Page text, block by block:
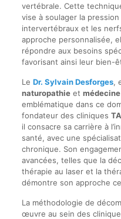
vertébrale. Cette
vise à soulager la
intervertébraux et les
approche personnalisée,
répondre aux besoins
favorisant ainsi leur bien-
Le Dr. Sylvain Desforges,
naturopathieet
emblématique dans ce
fondateur des cliniques
il consacre sa carrière à
santé, avec une
chronique. Son
avancées, telles que la
thérapie au laser et la
démontre son approche
La méthodologie de
œuvre au sein des